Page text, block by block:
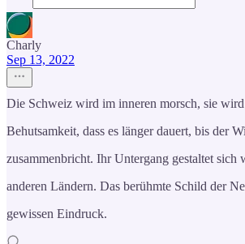
Charly
Sep 13, 2022
Die Schweiz wird im inneren morsch, sie
Behutsamkeit, dass es länger dauert, bis der
zusammenbricht. Ihr Untergang gestaltet sich
anderen Ländern. Das berühmte Schild der
gewissen Eindruck.